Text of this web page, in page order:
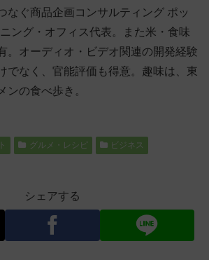
なぐ商品企画コンサルティング ポッ
ング・オフィス代表。また米・食味
。オーディオ・ビデオ関連の開発経験
でなく、官能評価も得意。趣味は、東
ンの食べ歩き。
グルメ・レシピ
ビジネス
シェアする